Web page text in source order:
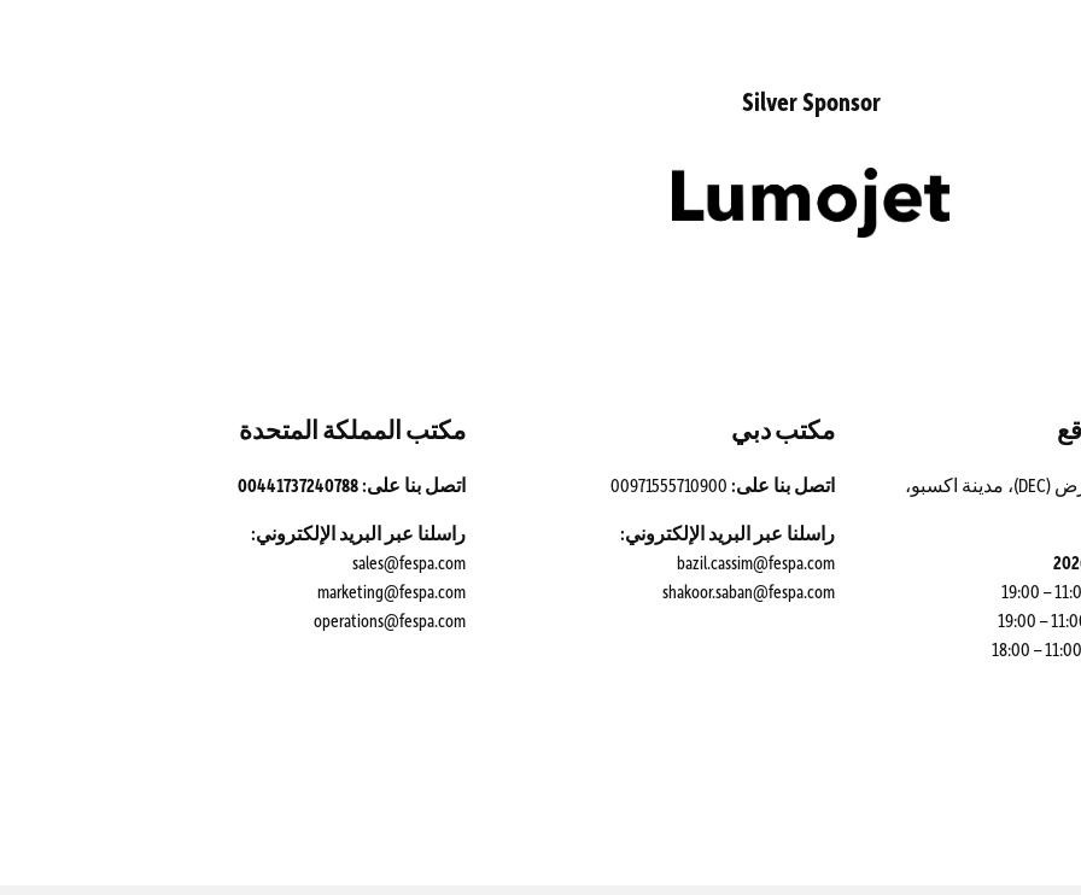
Silver Sponsor
مركز دبي للمعارض (DEC)، مدينة اكسبو،
مكتب دبي
اتصل بنا على:
راسلنا عبر البريد الإلكتروني:
bazil.cassim@fespa.com
shakoor.saban@fespa.com
مكتب المملكة المتحدة
اتصل بنا على: 00441737240788
راسلنا عبر البريد الإلكتروني:
sales@fespa.com
marketing@fespa.com
​operations@fespa.com